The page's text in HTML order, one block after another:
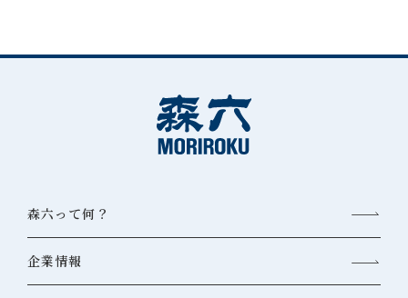
森六って何？
企業情報